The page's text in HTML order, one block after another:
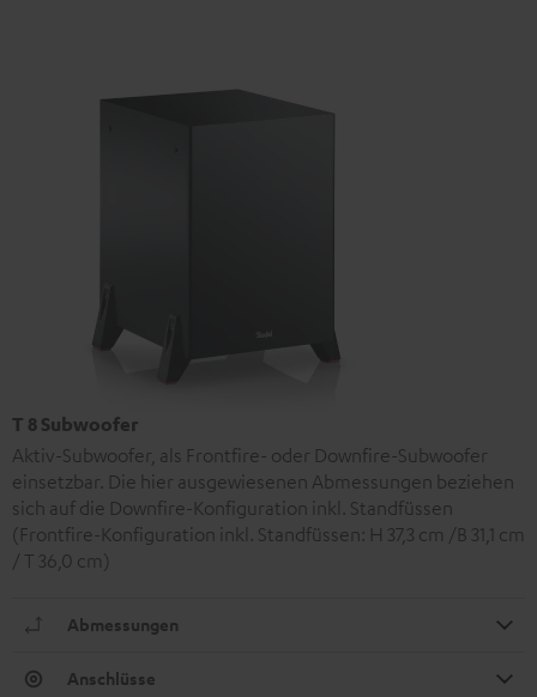
T 8 Subwoofer
Aktiv-Subwoofer, als Frontfire- oder Downfire-Subwoofer
einsetzbar. Die hier ausgewiesenen Abmessungen beziehen
sich auf die Downfire-Konfiguration inkl. Standfüssen
(Frontfire-Konfiguration inkl. Standfüssen: H 37,3 cm /B 31,1 cm
/ T 36,0 cm)
Abmessungen
Anschlüsse